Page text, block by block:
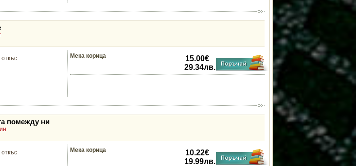
Мека корица 15.00€
29.34лв.
помежду ни
Мека корица 10.22€
19.99лв.